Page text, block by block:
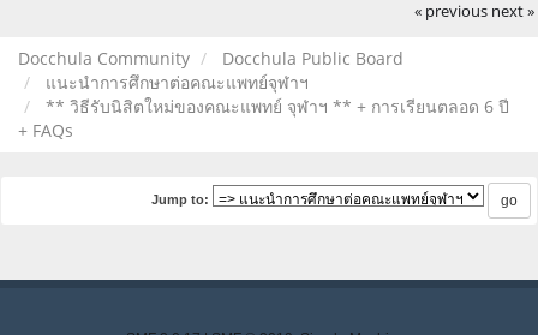
« previous next »
Docchula Community
Docchula Public Board
แนะนำการศึกษาต่อคณะแพทย์จุฬาฯ
** วิธีรับนิสิตใหม่ของคณะแพทย์ จุฬาฯ ** + การเรียนตลอด 6 ปี
+ FAQs
Jump to: